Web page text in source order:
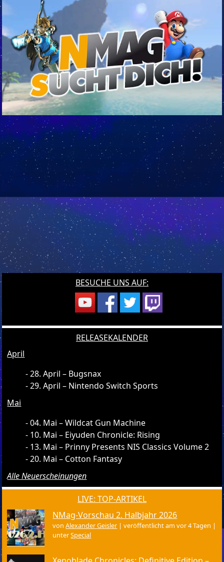
BESUCHE UNS AUF:
RELEASEKALENDER
April
28. April – Bugsnax
29. April – Nintendo Switch Sports
Mai
04. Mai – Wildcat Gun Machine
10. Mai – Eiyuden Chronicle: Rising
13. Mai – Prinny Presents NIS Classics Volume 2
20. Mai – Cotton Fantasy
Alle Neuerscheinungen
LIVE: TOP-ARTIKEL
NMag-Vorschau 2. Halbjahr 2026
vonAlexander Geisler |veröffentlicht am vor 4 Tagen |
unterSpecial